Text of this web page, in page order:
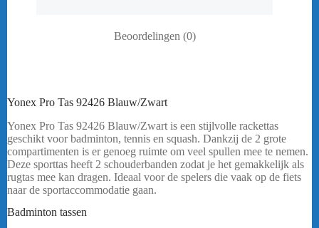
Beoordelingen (0)
Yonex Pro Tas 92426 Blauw/Zwart
Yonex Pro Tas 92426 Blauw/Zwart is een stijlvolle rackettas
geschikt voor badminton, tennis en squash. Dankzij de 2 grote
compartimenten is er genoeg ruimte om veel spullen mee te nemen.
Deze sporttas heeft 2 schouderbanden zodat je het gemakkelijk als
rugtas mee kan dragen. Ideaal voor de spelers die vaak op de fiets
naar de sportaccommodatie gaan.
Badminton tassen